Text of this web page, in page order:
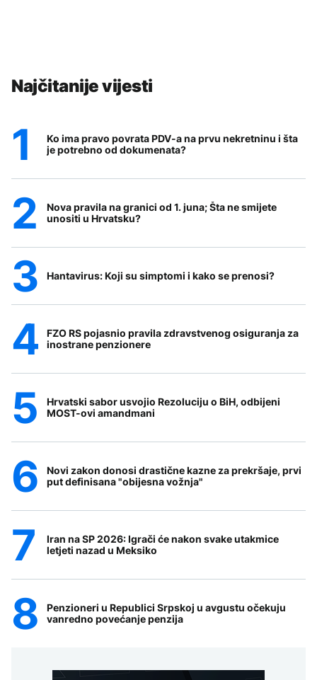
Najčitanije vijesti
Ko ima pravo povrata PDV-a na prvu nekretninu i šta
je potrebno od dokumenata?
Nova pravila na granici od 1. juna; Šta ne smijete
unositi u Hrvatsku?
Hantavirus: Koji su simptomi i kako se prenosi?
FZO RS pojasnio pravila zdravstvenog osiguranja za
inostrane penzionere
Hrvatski sabor usvojio Rezoluciju o BiH, odbijeni
MOST-ovi amandmani
Novi zakon donosi drastične kazne za prekršaje, prvi
put definisana "obijesna vožnja"
Iran na SP 2026: Igrači će nakon svake utakmice
letjeti nazad u Meksiko
Penzioneri u Republici Srpskoj u avgustu očekuju
vanredno povećanje penzija